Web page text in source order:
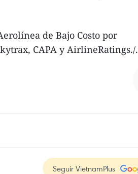
de Bajo Costo por
CAPA y AirlineRatings./.
Seguir VietnamPlus